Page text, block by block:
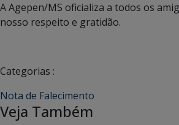
A Agepen/MS oficializa a todos os
nosso respeito e gratidão.
Categorias :
Nota de Falecimento
Veja Também